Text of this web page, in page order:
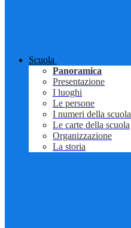
Scuola
Panoramica
Presentazione
I luoghi
Le persone
I numeri della scuola
Le carte della scuola
Organizzazione
La storia